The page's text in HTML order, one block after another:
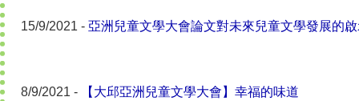
15/9/2021 - 亞洲兒童文學大會論文對未來兒童文學發展的
8/9/2021 - 【大邱亞洲兒童文學大會】幸福的味道